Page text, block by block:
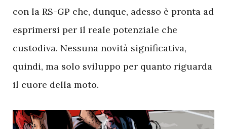
con la RS-GP che, dunque, adesso è pronta ad
esprimersi per il reale potenziale che
custodiva. Nessuna novità significativa,
quindi, ma solo sviluppo per quanto riguarda
il cuore della moto.